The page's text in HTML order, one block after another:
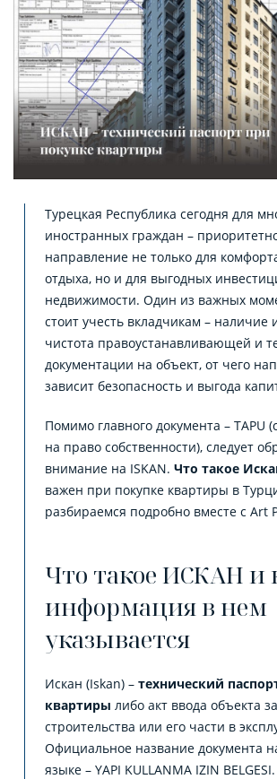
Турецкая Республика сегодня для
иностранных граждан –
направление не только для
отдыха, но и для выгодных
недвижимости. Один из важных
стоит учесть вкладчикам – наличие
чистота правоустанавливающей и
документации на объект, от чего
зависит безопасность и выгода
Помимо главного документа – TAPU
на право собственности), следует
внимание на ISKAN. Что такое
важен при покупке квартиры в
разбираемся подробно вместе с Art
Что такое ИСКАН и
информация в нем
указывается
Искан (Iskan) – технический
квартиры либо акт ввода объекта
строительства или его части в
Официальное название документа
языке – YAPI KULLANMA IZIN